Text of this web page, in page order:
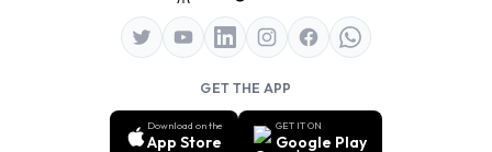
GET THE APP
Download on the
App Store
GET IT ON
Google Play